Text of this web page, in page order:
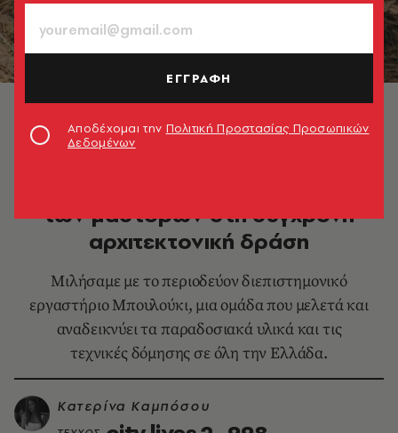
© Aris Giannoukos
των μαστόρων στη σύγχρονη
αρχιτεκτονική δράση
Μιλήσαμε με το περιοδεύον διεπιστημονικό
εργαστήριο Μπουλούκι, μια ομάδα που μελετά και
αναδεικνύει τα παραδοσιακά υλικά και τις
τεχνικές δόμησης σε όλη την Ελλάδα.
Κατερίνα Καμπόσου
ΕΓΓΡΑΦΗ
Αποδέχομαι την Πολιτική Προστασίας Προσωπικών
Δεδομένων